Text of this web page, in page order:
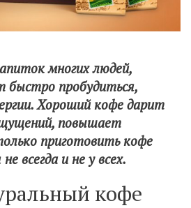
многих людей,
быстро пробудиться,
Хороший кофе дарит
повышает
приготовить кофе
всегда и не у всех.
кофе